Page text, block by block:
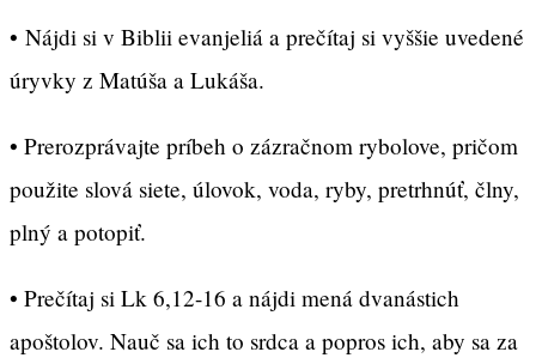
• Nájdi si v Biblii evanjeliá a prečítaj si vyššie uvedené
úryvky z Matúša a Lukáša.
• Prerozprávajte príbeh o zázračnom rybolove, pričom
použite slová siete, úlovok, voda, ryby, pretrhnúť, člny,
plný a potopiť.
• Prečítaj si Lk 6,12-16 a nájdi mená dvanástich
apoštolov. Nauč sa ich to srdca a popros ich, aby sa za